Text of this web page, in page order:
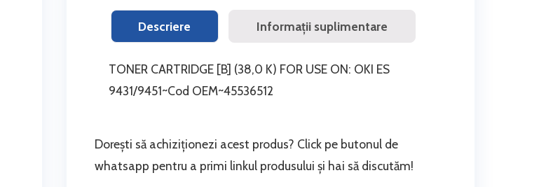
Descriere Informații suplimentare
TONER CARTRIDGE [B] (38,0 K) FOR USE ON: OKI ES
9431/9451~Cod OEM~45536512
Dorești să achiziționezi acest produs? Click pe butonul de
whatsapp pentru a primi linkul produsului și hai să discutăm!